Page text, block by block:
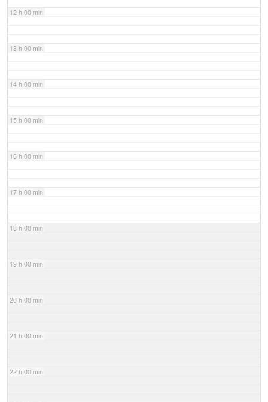
12 h 00 min
13 h 00 min
14 h 00 min
15 h 00 min
16 h 00 min
17 h 00 min
18 h 00 min
19 h 00 min
20 h 00 min
21 h 00 min
22 h 00 min